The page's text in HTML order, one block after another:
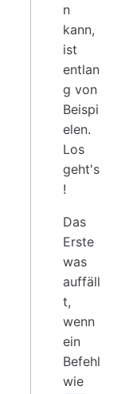
n
kann,
ist
entlan
g von
Beispi
elen.
Los
geht's
!
Das
Erste
was
auffäll
t,
wenn
ein
Befehl
wie